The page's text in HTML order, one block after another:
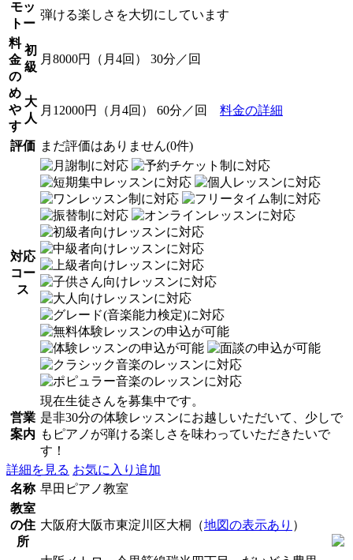
モッ
トー
弾ける楽しさを大切にしています
料
金
の
め
や
す
初
級
月8000円（月4回） 30分／回
大
人
月12000円（月4回） 60分／回 料金の詳細
評価 まだ評価はありません(0件)
対応
コー
ス
営業
案内
現在生徒さんを募集中です。
是非30分の体験レッスンにお越しいただいて、少しで
もピアノが弾ける楽しさを味わっていただきたいで
す！
詳細を見る お気に入り追加
名称 早田ピアノ教室
教室
の住
所
大阪府大阪市東淀川区大桐（地図の表示あり ）